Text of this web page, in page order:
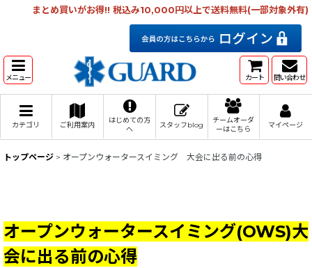
まとめ買いがお得!! 税込み10,000円以上で送料無料(一部対象外有)
メニュー カート 問い合わせ
カテゴリ ご利用案内
はじめての方
へ
スタッフblog
チームオーダ
ーはこちら
マイページ
トップページ > オープンウォータースイミング 大会に出る前の心得
オープンウォータースイミング(OWS)大
会に出る前の心得